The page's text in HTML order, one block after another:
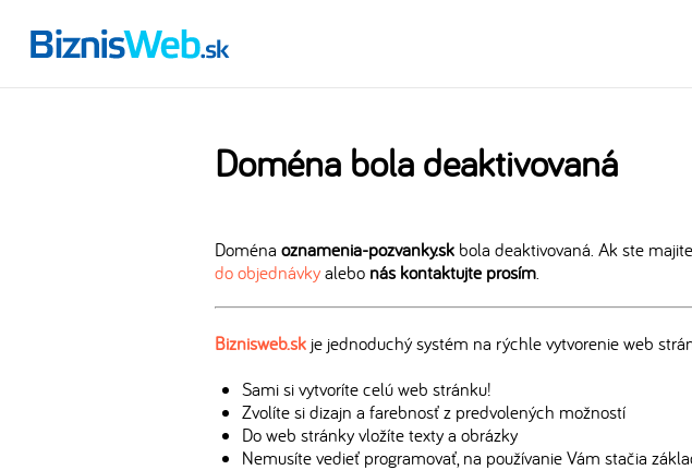
Doména bola deaktivovaná
Doména oznamenia-pozvanky.sk bola deaktivovaná. Ak ste
do objednávkyalebo nás kontaktujte prosím
Biznisweb.sk je jednoduchý systém na rýchle vytvorenie web
Sami si vytvoríte celú web stránku!
Zvolíte si dizajn a farebnosť z predvolených možností
Do web stránky vložíte texty a obrázky
Nemusíte vedieť programovať, na používanie Vám stačia